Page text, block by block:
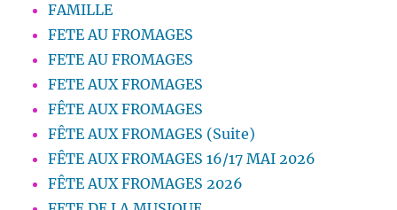
FAMILLE
FETE AU FROMAGES
FETE AU FROMAGES
FETE AUX FROMAGES
FÊTE AUX FROMAGES
FÊTE AUX FROMAGES (Suite)
FÊTE AUX FROMAGES 16/17 MAI 2026
FÊTE AUX FROMAGES 2026